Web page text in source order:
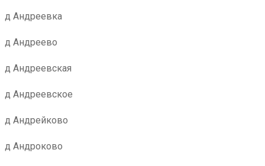
д Андреевка
д Андреево
д Андреевская
д Андреевское
д Андрейково
д Андроково